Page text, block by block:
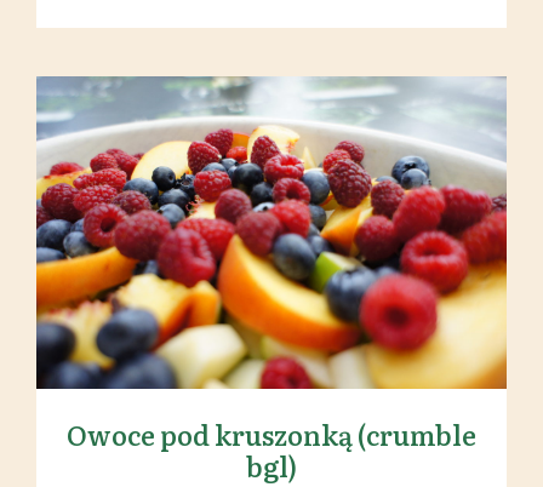
z
konfiturą
Owoce pod kruszonką (crumble
bgl)
Owoce pod kruszonką (crumble
bgl)